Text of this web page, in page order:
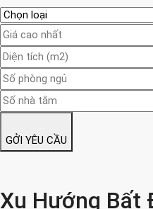
GỞI YÊU CẦU
Xu Hướng Bất